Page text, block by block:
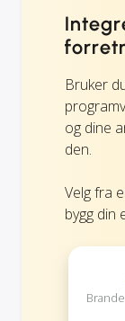
Bruker
og dine
den.
Velg fra
bygg din